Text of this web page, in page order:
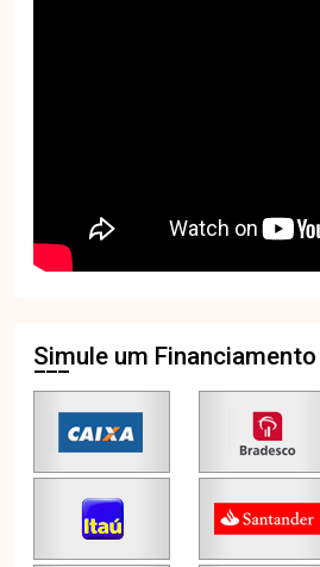
Simule um Financiamento